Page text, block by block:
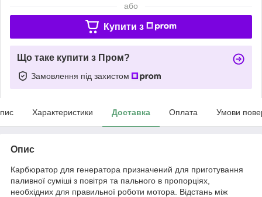
або
Купити з
Що таке купити з Пром?
Замовлення під захистом
Характеристики Доставка Оплата Умови
Опис
Карбюратор для генератора призначений для приготування
паливної суміші з повітря та пального в пропорціях,
необхідних для правильної роботи мотора. Відстань між